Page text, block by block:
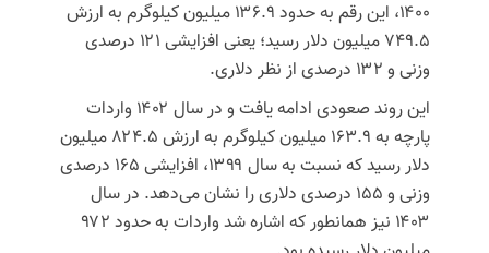
۱۴۰۰، این رقم به حدود ۱۳۶.۹ میلیون کیلوگرم به ارزش
۷۴۹.۵ میلیون دلار رسید؛ یعنی افزایشی ۱۲۱ درصدی
وزنی و ۱۳۲ درصدی از نظر دلاری.
این روند صعودی ادامه یافت و در سال ۱۴۰۲ واردات
پارچه به ۱۶۳.۹ میلیون کیلوگرم به ارزش ۸۲۴.۵ میلیون
دلار رسید که نسبت به سال ۱۳۹۹، افزایشی ۱۶۵ درصدی
وزنی و ۱۵۵ درصدی دلاری را نشان می‌دهد. در سال
۱۴۰۳ نیز همانطور که اشاره شد واردات به حدود ۹۷۲